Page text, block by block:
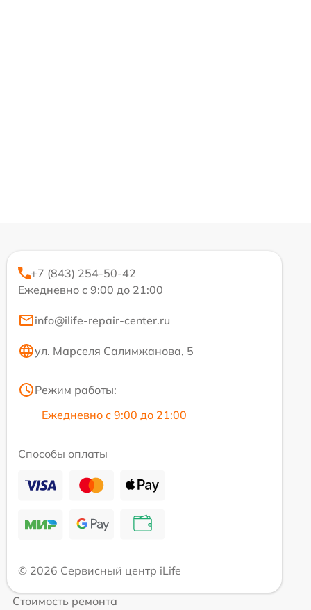
+7 (843) 254-50-42
Ежедневно с 9:00 до 21:00
info@ilife-repair-center.ru
ул. Марселя Салимжанова, 5
Режим работы:
Ежедневно с 9:00 до 21:00
Способы оплаты
© 2026 Сервисный центр iLife
Стоимость ремонта